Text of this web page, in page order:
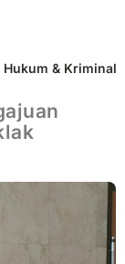
Hukum & Kriminal